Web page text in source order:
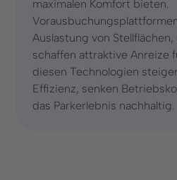
maximalen Komfort bieten.
Auslastung von
schaffen attraktive Anreize
diesen Technologien
Effizienz, senken
das Parkerlebnis nachhaltig.
Unternehmen
Über uns
Karriere
Presse & Events